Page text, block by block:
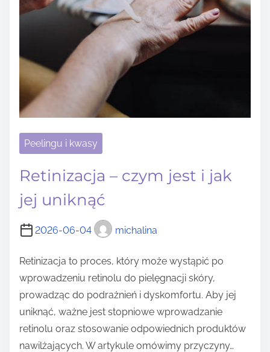
Peelingu i kwasy
Retinizacja – czym jest i jak
jej uniknąć
2026-06-04 michalina
Retinizacja to proces, który może wystąpić po
wprowadzeniu retinolu do pielęgnacji skóry,
prowadząc do podrażnień i dyskomfortu. Aby jej
uniknąć, ważne jest stopniowe wprowadzanie
retinolu oraz stosowanie odpowiednich produktów
nawilżających. W artykule omówimy przyczyny…